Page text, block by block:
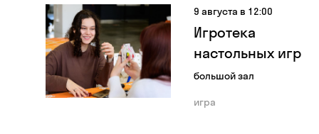
9 августа в 12:00
Игротека
настольных игр
большой зал
игра